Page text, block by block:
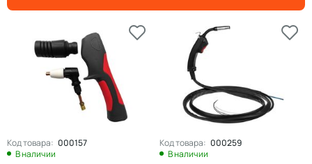
Код товара: 000157
В наличии
Код товара: 000259
В наличии